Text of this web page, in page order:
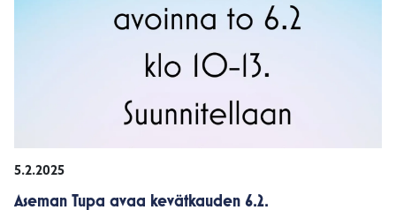
5.2.2025
Aseman Tupa avaa kevätkauden 6.2.